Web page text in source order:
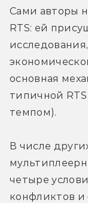
Сами авторы
RTS: ей
основная
типичной
темпом).
В числе
четыре
конфликтов и